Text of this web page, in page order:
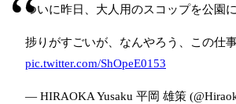
ついに昨日、大人用のスコップを公園に
捗りがすごいが、なんやろう、この仕事
pic.twitter.com/ShOpeE0153
— HIRAOKA Yusaku 平岡 雄策